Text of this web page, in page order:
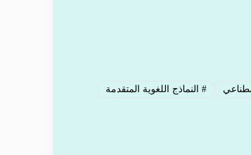
# النماذج اللغوية المتقدمة